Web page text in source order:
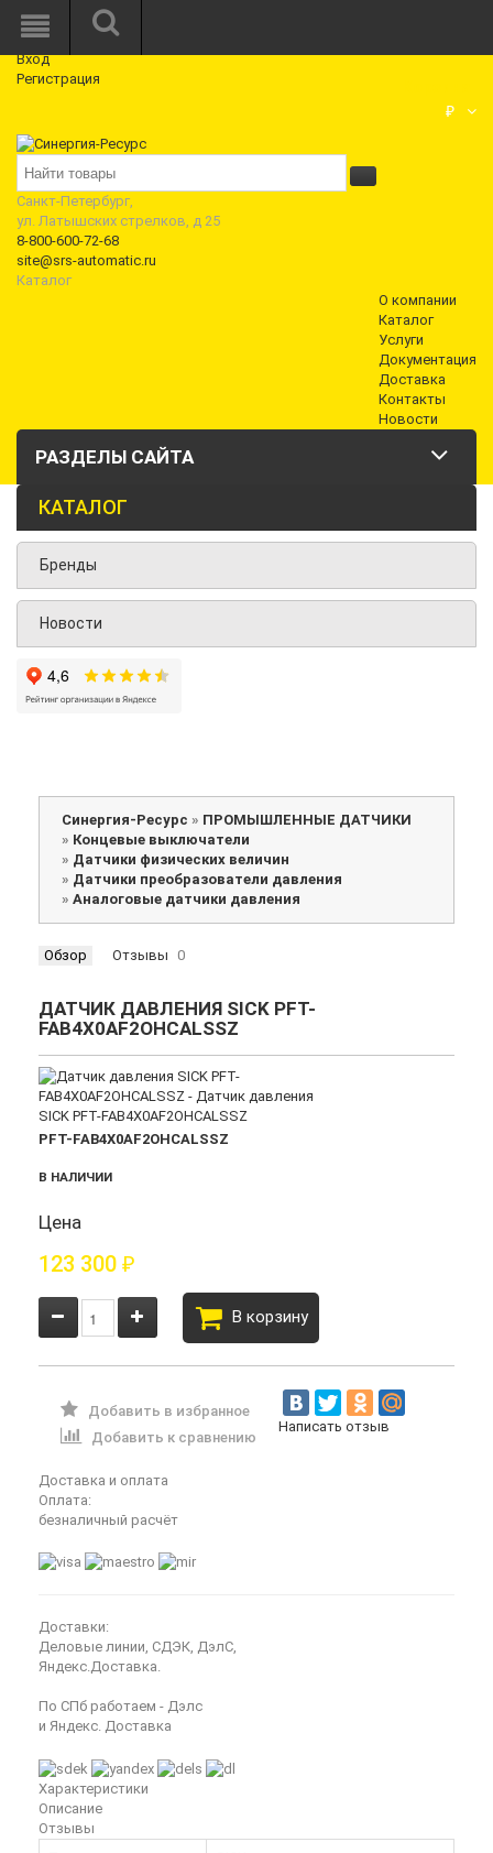
Режим работы: Пн—Пт: 10:00—18:00
Вход
Регистрация
₽
Санкт-Петербург,
ул. Латышских стрелков, д 25
8-800-600-72-68
site@srs-automatic.ru
Каталог
О компании
Каталог
Услуги
Документация
Доставка
Контакты
Новости
РАЗДЕЛЫ САЙТА
КАТАЛОГ
Бренды
Новости
Синергия-Ресурс » ПРОМЫШЛЕННЫЕ ДАТЧИКИ
» Концевые выключатели
» Датчики физических величин
» Датчики преобразователи давления
» Аналоговые датчики давления
Обзор Отзывы 0
ДАТЧИК ДАВЛЕНИЯ SICK PFT-
FAB4X0AF2OHCALSSZ
PFT-FAB4X0AF2OHCALSSZ
В НАЛИЧИИ
Цена
123 300 ₽
В корзину
Добавить в избранное
Добавить к сравнению
Написать отзыв
Доставка и оплата
Оплата:
безналичный расчёт
Доставки:
Деловые линии, СДЭК, ДэлС,
Яндекс.Доставка.
По СПб работаем - Дэлс
и Яндекс. Доставка
Характеристики
Описание
Отзывы